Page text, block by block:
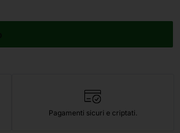
Pagamenti sicuri e criptati.